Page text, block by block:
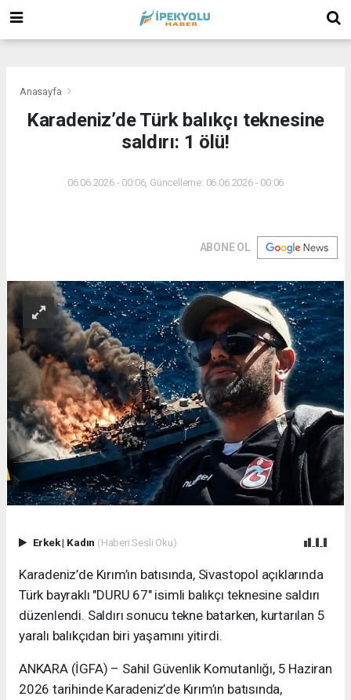
Anasayfa
Karadeniz’de Türk balıkçı teknesine
saldırı: 1 ölü!
06.06.2026 - 00:06, Güncelleme: 06.06.2026 - 00:06
ABONE OL
Erkek| Kadın (Haberi Sesli Oku)
Karadeniz’de Kırım’ın batısında, Sivastopol açıklarında
Türk bayraklı "DURU 67" isimli balıkçı teknesine saldırı
düzenlendi. Saldırı sonucu tekne batarken, kurtarılan 5
yaralı balıkçıdan biri yaşamını yitirdi.
ANKARA (İGFA) – Sahil Güvenlik Komutanlığı, 5 Haziran
2026 tarihinde Karadeniz’de Kırım’ın batısında,